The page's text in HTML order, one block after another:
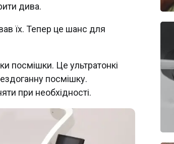
дива.
їх. Тепер це шанс для
посмішки. Це ультратонкі
посмішку.
при необхідності.